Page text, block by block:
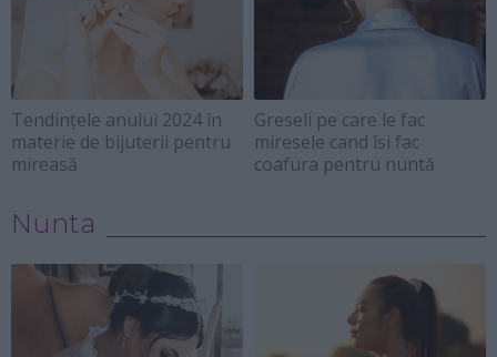
Tendințele anului 2024 în
materie de bijuterii pentru
mireasă
Greseli pe care le fac
miresele cand îsi fac
coafura pentru nuntă
Nunta